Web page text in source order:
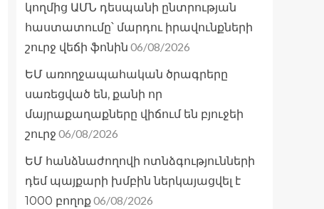
կողմից ԱՄՆ դեսպանի ընտրության
հաստատումը՝ մարդու իրավունքների
շուրջ վեճի ֆոնին 06/08/2026
ԵՄ առողջապահական ծրագրերը
սառեցված են, քանի որ
մայրաքաղաքները վիճում են բյուջեի
շուրջ 06/08/2026
ԵՄ հանձնաժողովի ոտնձգությունների
դեմ պայքարի խմբին ներկայացվել է
1000 բողոք06/08/2026